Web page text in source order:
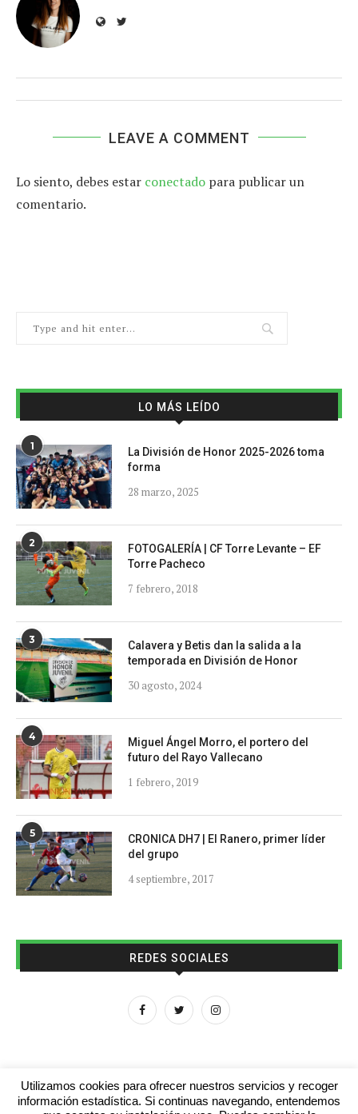
LEAVE A COMMENT
Lo siento, debes estar conectado para publicar un
comentario.
LO MÁS LEÍDO
1
La División de Honor 2025-2026 toma
forma
28 marzo, 2025
2
FOTOGALERÍA | CF Torre Levante – EF
Torre Pacheco
7 febrero, 2018
3
Calavera y Betis dan la salida a la
temporada en División de Honor
30 agosto, 2024
4
Miguel Ángel Morro, el portero del
futuro del Rayo Vallecano
1 febrero, 2019
5
CRONICA DH7 | El Ranero, primer líder
del grupo
4 septiembre, 2017
REDES SOCIALES
Utilizamos cookies para ofrecer nuestros servicios y recoger
información estadística. Si continuas navegando, entendemos